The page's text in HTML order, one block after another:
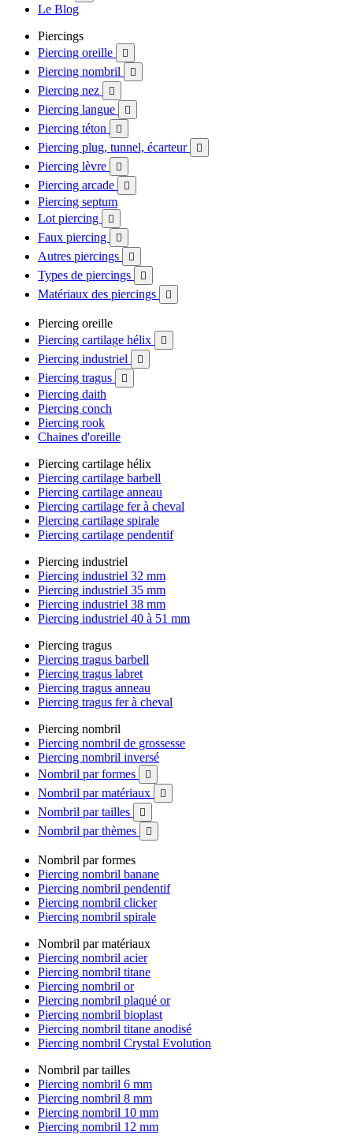
Le Blog
Piercings
Piercing oreille

Piercing nombril 
Piercing nez 
Piercing langue 
Piercing téton 
Piercing plug, tunnel, écarteur 
Piercing lèvre 
Piercing arcade 
Piercing septum
Lot piercing

Faux piercing 
Autres piercings 
Types de piercings 
Matériaux des piercings 
Piercing oreille
Piercing cartilage hélix

Piercing industriel 
Piercing tragus 
Piercing daith
Piercing conch
Piercing rook
Chaines d'oreille
Piercing cartilage hélix
Piercing cartilage barbell
Piercing cartilage anneau
Piercing cartilage fer à cheval
Piercing cartilage spirale
Piercing cartilage pendentif
Piercing industriel
Piercing industriel 32 mm
Piercing industriel 35 mm
Piercing industriel 38 mm
Piercing industriel 40 à 51 mm
Piercing tragus
Piercing tragus barbell
Piercing tragus labret
Piercing tragus anneau
Piercing tragus fer à cheval
Piercing nombril
Piercing nombril de grossesse
Piercing nombril inversé
Nombril par formes

Nombril par matériaux 
Nombril par tailles 
Nombril par thèmes 
Nombril par formes
Piercing nombril banane
Piercing nombril pendentif
Piercing nombril clicker
Piercing nombril spirale
Nombril par matériaux
Piercing nombril acier
Piercing nombril titane
Piercing nombril or
Piercing nombril plaqué or
Piercing nombril bioplast
Piercing nombril titane anodisé
Piercing nombril Crystal Evolution
Nombril par tailles
Piercing nombril 6 mm
Piercing nombril 8 mm
Piercing nombril 10 mm
Piercing nombril 12 mm